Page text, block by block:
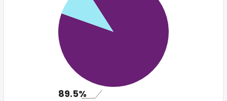
89.5%